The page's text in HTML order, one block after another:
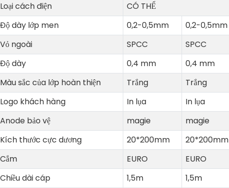
Loại cách điện
CÓ THỂ
Độ dày lớp men
0,2-0,5mm 0,2-0,5mm
Vỏ ngoài
SPCC SPCC
Độ dày
0,4 mm 0,4 mm
Màu sắc của lớp hoàn thiện
Trắng Trắng
Logo khách hàng
In lụa In lụa
Anode bảo vệ
magie magie
Kích thước cực dương
20*200mm 20*200mm
Cắm
EURO EURO
Chiều dài cáp
1,5m 1,5m